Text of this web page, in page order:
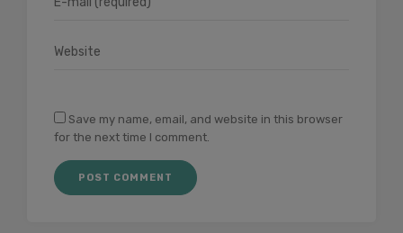
Save my name, email, and website in this browser
for the next time I comment.